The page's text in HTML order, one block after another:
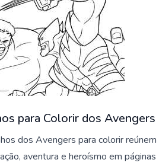
para Colorir dos Avengers
dos Avengers para colorir reúnem
aventura e heroísmo em páginas